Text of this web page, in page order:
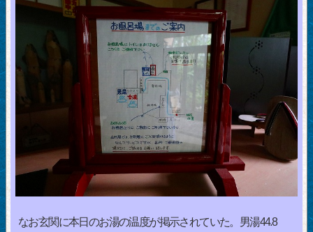
なお玄関に本日のお湯の温度が掲示されていた。男湯44.8